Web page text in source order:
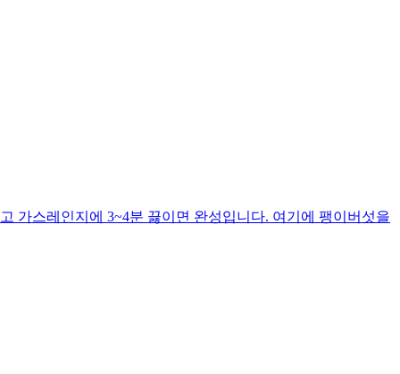
가스레인지에 3~4분 끓이면 완성입니다. 여기에 팽이버섯을